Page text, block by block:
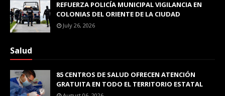
REFUERZA POLICÍA MUNICIPAL VIGILANCIA EN
COLONIAS DEL ORIENTE DE LA CIUDAD
July 26, 2026
Salud
85 CENTROS DE SALUD OFRECEN ATENCIÓN
GRATUITA EN TODO EL TERRITORIO ESTATAL